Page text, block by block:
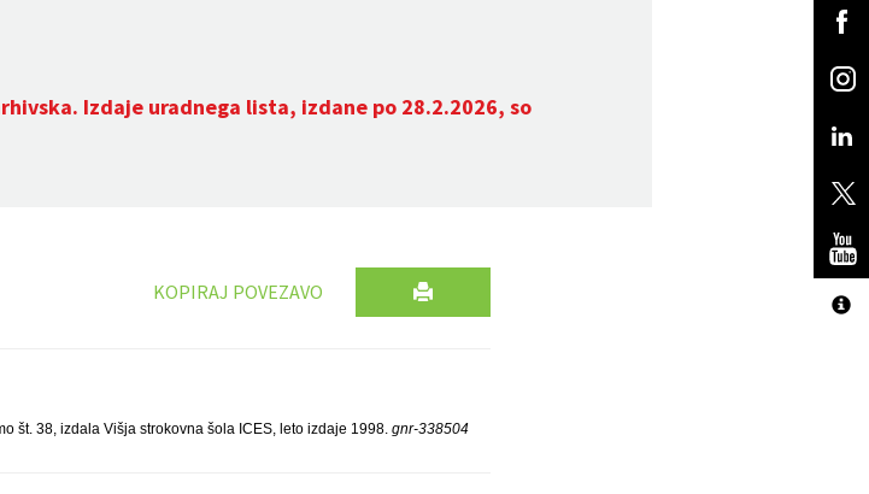
Izdaje uradnega lista, izdane po 28.2.2026, so
KOPIRAJ POVEZAVO
št. 38, izdala Višja strokovna šola ICES, leto izdaje 1998.gnr-338504